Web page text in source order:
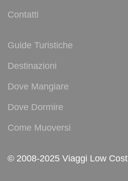
Contatti
Guide Turistiche
Destinazioni
Dove Mangiare
Dove Dormire
Come Muoversi
© 2008-2025 Viaggi Low Cost